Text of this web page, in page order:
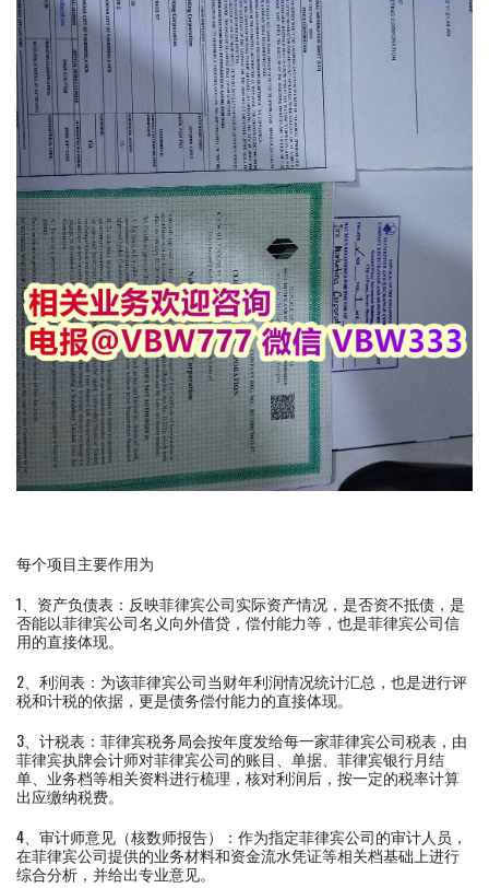
每个项目主要作用为
1、资产负债表：反映菲律宾公司实际资产情况，是否资不抵债，是
否能以菲律宾公司名义向外借贷，偿付能力等，也是菲律宾公司信
用的直接体现。
2、利润表：为该菲律宾公司当财年利润情况统计汇总，也是进行评
税和计税的依据，更是债务偿付能力的直接体现。
3、计税表：菲律宾税务局会按年度发给每一家菲律宾公司税表，由
菲律宾执牌会计师对菲律宾公司的账目、单据、菲律宾银行月结
单、业务档等相关资料进行梳理，核对利润后，按一定的税率计算
出应缴纳税费。
4、审计师意见（核数师报告）：作为指定菲律宾公司的审计人员，
在菲律宾公司提供的业务材料和资金流水凭证等相关档基础上进行
综合分析，并给出专业意见。